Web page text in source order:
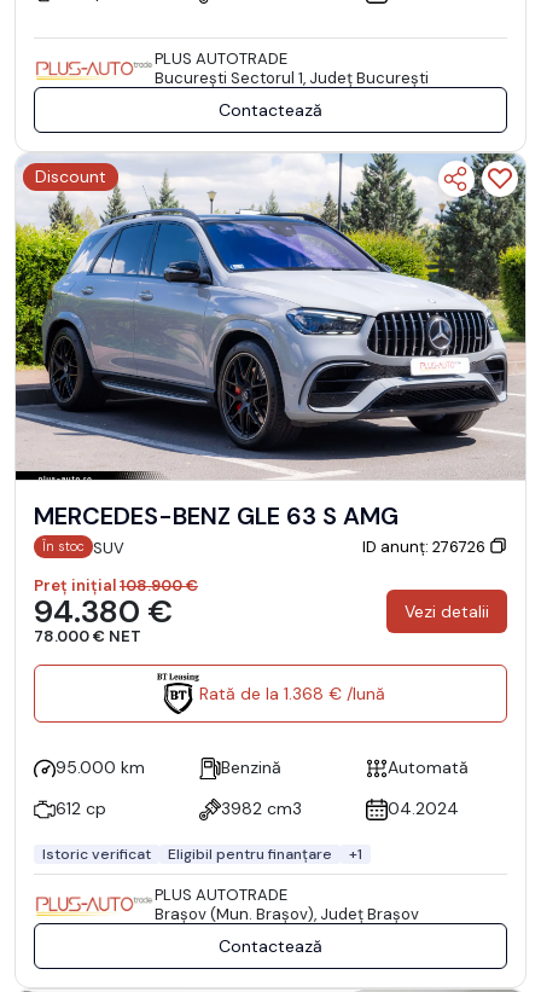
PLUS AUTOTRADE
Bucureşti Sectorul 1, Județ București
Contactează
Discount
MERCEDES-BENZ GLE 63 S AMG
În stoc SUV
ID anunț: 276726
Preț inițial108.900 €
94.380 €
78.000 € NET
Vezi detalii
Rată de la 1.368 € /lună
95.000 km Benzină
Automată
612 cp
3982 cm3 04.2024
Istoric verificat Eligibil pentru finanțare +1
PLUS AUTOTRADE
Braşov (Mun. Braşov), Județ Braşov
Contactează